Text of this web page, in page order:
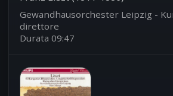
Gewandhausorchester Leipzig -
direttore
Durata 09:47